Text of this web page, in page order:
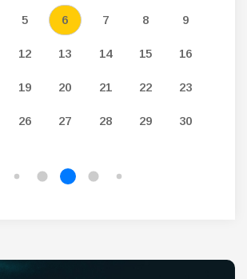
5 6 7 8 9
12 13 14 15 16
19 20 21 22 23
26 27 28 29 30